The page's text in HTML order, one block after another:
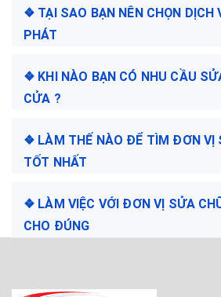
❖ TẠI SAO BẠN NÊN CHỌN DỊCH
PHÁT
❖ KHI NÀO BẠN CÓ NHU CẦU
CỬA ?
❖ LÀM THẾ NÀO ĐỂ TÌM ĐƠN VỊ
TỐT NHẤT
❖ LÀM VIỆC VỚI ĐƠN VỊ SỬA
CHO ĐÚNG